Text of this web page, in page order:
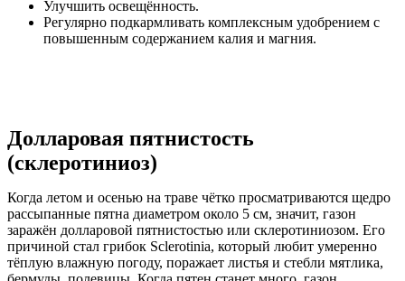
Улучшить освещённость.
Регулярно подкармливать комплексным удобрением с
повышенным содержанием калия и магния.
Долларовая пятнистость
(склеротиниоз)
Когда летом и осенью на траве чётко просматриваются щедро
рассыпанные пятна диаметром около 5 см, значит, газон
заражён долларовой пятнистостью или склеротиниозом. Его
причиной стал грибок Sclerotinia, который любит умеренно
тёплую влажную погоду, поражает листья и стебли мятлика,